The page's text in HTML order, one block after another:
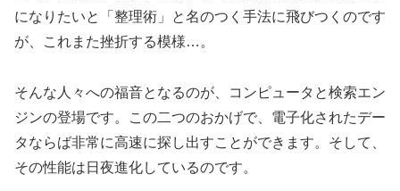
になりたいと「整理術」と名のつく手法に飛びつくのです
が、これまた挫折する模様…。
そんな人々への福音となるのが、コンピュータと検索エン
ジンの登場です。この二つのおかげで、電子化されたデー
タならば非常に高速に探し出すことができます。そして、
その性能は日夜進化しているのです。